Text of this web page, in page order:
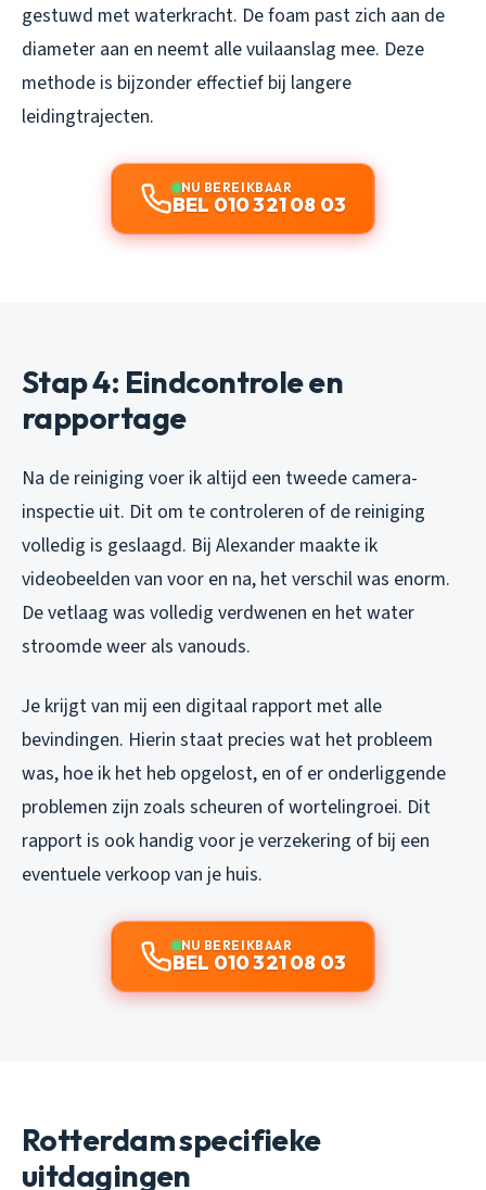
gestuwd met waterkracht. De foam past zich aan de
diameter aan en neemt alle vuilaanslag mee. Deze
methode is bijzonder effectief bij langere
leidingtrajecten.
NU BEREIKBAAR
BEL 010 321 08 03
Stap 4: Eindcontrole en
rapportage
Na de reiniging voer ik altijd een tweede camera-
inspectie uit. Dit om te controleren of de reiniging
volledig is geslaagd. Bij Alexander maakte ik
videobeelden van voor en na, het verschil was enorm.
De vetlaag was volledig verdwenen en het water
stroomde weer als vanouds.
Je krijgt van mij een digitaal rapport met alle
bevindingen. Hierin staat precies wat het probleem
was, hoe ik het heb opgelost, en of er onderliggende
problemen zijn zoals scheuren of wortelingroei. Dit
rapport is ook handig voor je verzekering of bij een
eventuele verkoop van je huis.
NU BEREIKBAAR
BEL 010 321 08 03
Rotterdam specifieke
uitdagingen